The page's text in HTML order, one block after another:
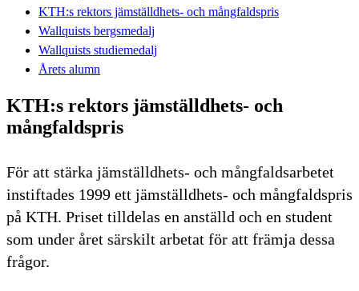
KTH:s rektors jämställdhets- och mångfaldspris
Wallquists bergsmedalj
Wallquists studiemedalj
Årets alumn
KTH:s rektors jämställdhets- och
mångfaldspris
För att stärka jämställdhets- och mångfaldsarbetet
instiftades 1999 ett jämställdhets- och mångfaldspris
på KTH. Priset tilldelas en anställd och en student
som under året särskilt arbetat för att främja dessa
frågor.